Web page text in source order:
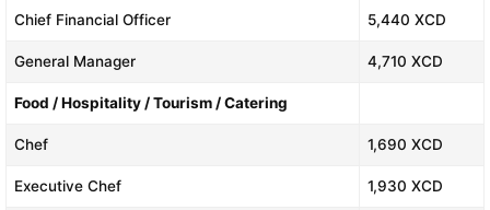
Chief Financial Officer 5,440 XCD
General Manager 4,710 XCD
Food / Hospitality / Tourism / Catering
Chef 1,690 XCD
Executive Chef 1,930 XCD